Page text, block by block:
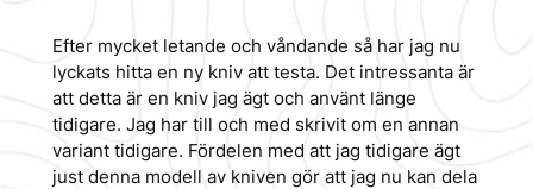
Efter mycket letande och våndande så har jag nu
lyckats hitta en ny kniv att testa. Det intressanta är
att detta är en kniv jag ägt och använt länge
tidigare. Jag har till och med skrivit om en annan
variant tidigare. Fördelen med att jag tidigare ägt
just denna modell av kniven gör att jag nu kan dela